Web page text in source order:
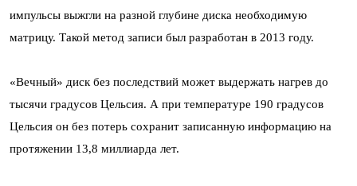
импульсы выжгли на разной глубине диска необходимую
матрицу. Такой метод записи был разработан в 2013 году.
«Вечный» диск без последствий может выдержать нагрев до
тысячи градусов Цельсия. А при температуре 190 градусов
Цельсия он без потерь сохранит записанную информацию на
протяжении 13,8 миллиарда лет.